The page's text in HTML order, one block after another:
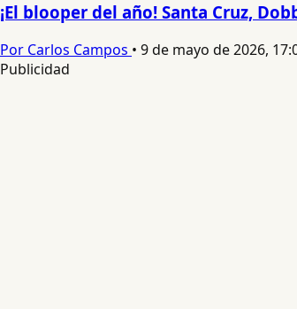
¡El blooper del año! Santa Cruz,
Por Carlos Campos • 9 de mayo de 2026,
Publicidad